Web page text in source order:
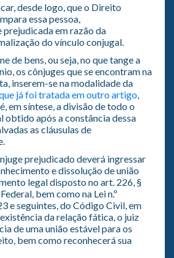
desde logo, que o Direito
essa pessoa,
em razão da
do vínculo conjugal.
de bens, ou seja, no que tange a
os cônjuges que se encontram na
inserem-se na modalidade da
já foi tratada em outro artigo,
em síntese, a divisão de todo o
obtido após a constância dessa
as cláusulas de
prejudicado deverá ingressar
e dissolução de união
legal disposto no art. 226, §
bem como na Lei n.º
e seguintes, do Código Civil, em
da relação fática, o juiz
de uma união estável para os
bem como reconhecerá sua